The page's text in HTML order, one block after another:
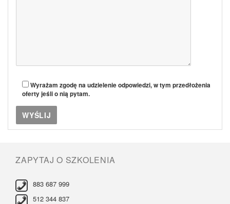
Wyrażam zgodę na udzielenie odpowiedzi, w tym przedłożenia
oferty jeśli o nią pytam.
ZAPYTAJ O SZKOLENIA
883 687 999
512 344 837